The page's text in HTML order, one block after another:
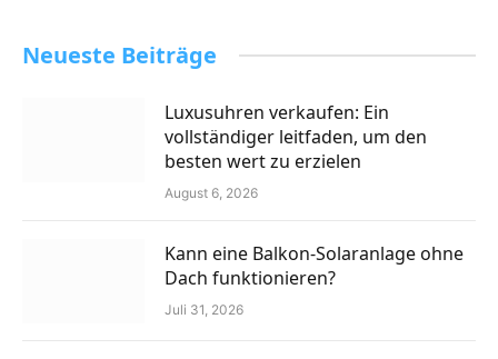
Neueste Beiträge
Luxusuhren verkaufen: Ein
vollständiger leitfaden, um den
besten wert zu erzielen
August 6, 2026
Kann eine Balkon-Solaranlage ohne
Dach funktionieren?
Juli 31, 2026